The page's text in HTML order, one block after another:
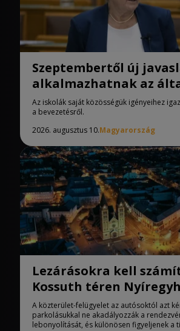
Szeptembertől új
alkalmazhatnak az
iskolák
Az iskolák saját közösségük igényeihez
a bevezetésről.
2026. augusztus 10.Magyarország
Lezárásokra kell
Kossuth téren
A közterület-felügyelet az autósoktól azt
parkolásukkal ne akadályozzák a
lebonyolítását, és különösen figyeljenek a